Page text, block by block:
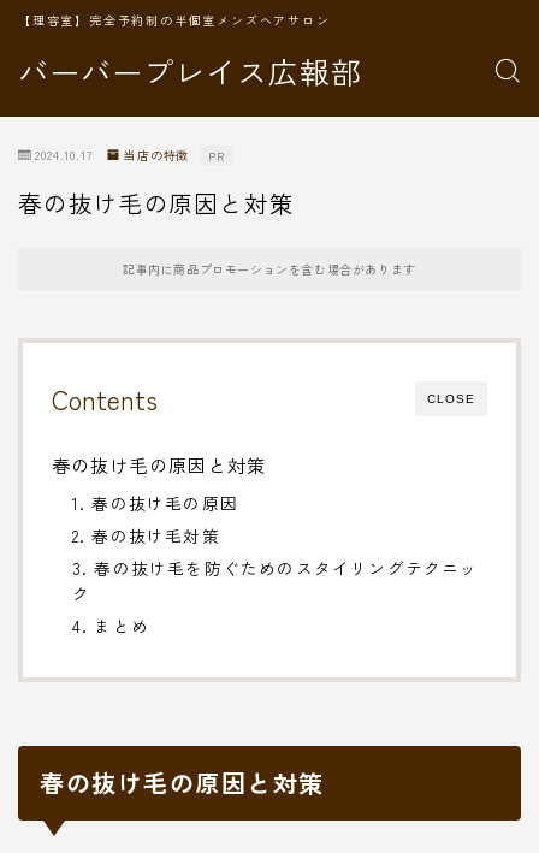
バーバープレイス広報部
【理容室】完全予約制の半個室メンズヘアサロン
2024.10.17 当店の特徴 PR
春の抜け毛の原因と対策
記事内に商品プロモーションを含む場合があります
CLOSE
Contents
春の抜け毛の原因と対策
1. 春の抜け毛の原因
2. 春の抜け毛対策
3. 春の抜け毛を防ぐためのスタイリングテクニッ
ク
4. まとめ
春の抜け毛の原因と対策